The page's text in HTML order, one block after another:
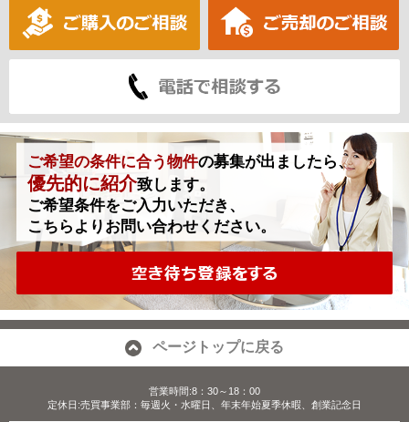
ご希望の条件に合う物件の募集が出ましたら、
優先的に紹介致します。
ご希望条件をご入力いただき、
こちらよりお問い合わせください。
ページトップに戻る
営業時間:8：30～18：00
定休日:売買事業部：毎週火・水曜日、年末年始夏季休暇、創業記念日